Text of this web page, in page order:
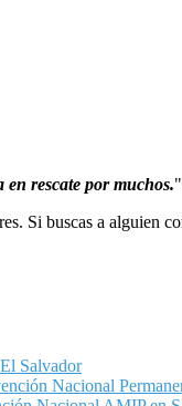
rescate por muchos."
Si buscas a alguien
Salvador
Nacional